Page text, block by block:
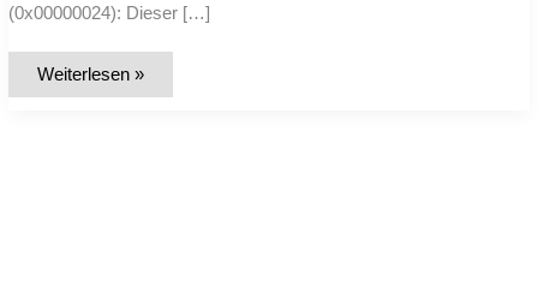
(0x00000024): Dieser […]
Liste
Weiterlesen »